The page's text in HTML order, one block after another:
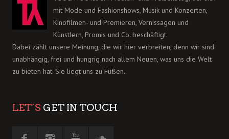
mit Mode und Fashionshows, Musik und Konzerten,
Kinofilmen- und Premieren, Vernissagen und
Künstlern, Promis und Co. beschäftigt.
Dabei zählt unsere Meinung, die wir hier verbreiten, denn wir sind
unabhängig, frei und hungrig nach allem Neuen, was uns die Welt
zu bieten hat. Sie liegt uns zu Füßen.
LET´S GET IN TOUCH